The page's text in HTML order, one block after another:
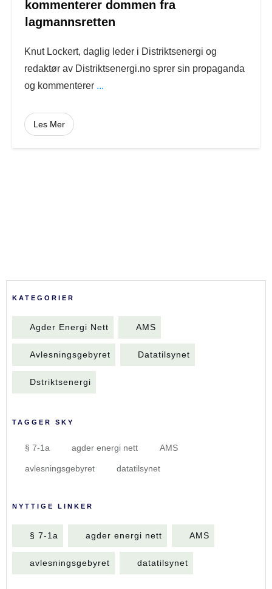
kommenterer dommen fra
lagmannsretten
Knut Lockert, daglig leder i Distriktsenergi og
redaktør av Distriktsenergi.no sprer sin propaganda
og kommenterer ...
Les Mer
KATEGORIER
Agder Energi Nett AMS
Avlesningsgebyret Datatilsynet
Dstriktsenergi
TAGGER SKY
§ 7-1a agder energi nett AMS
avlesningsgebyret datatilsynet
NYTTIGE LINKER
§ 7-1a agder energi nett AMS
avlesningsgebyret datatilsynet